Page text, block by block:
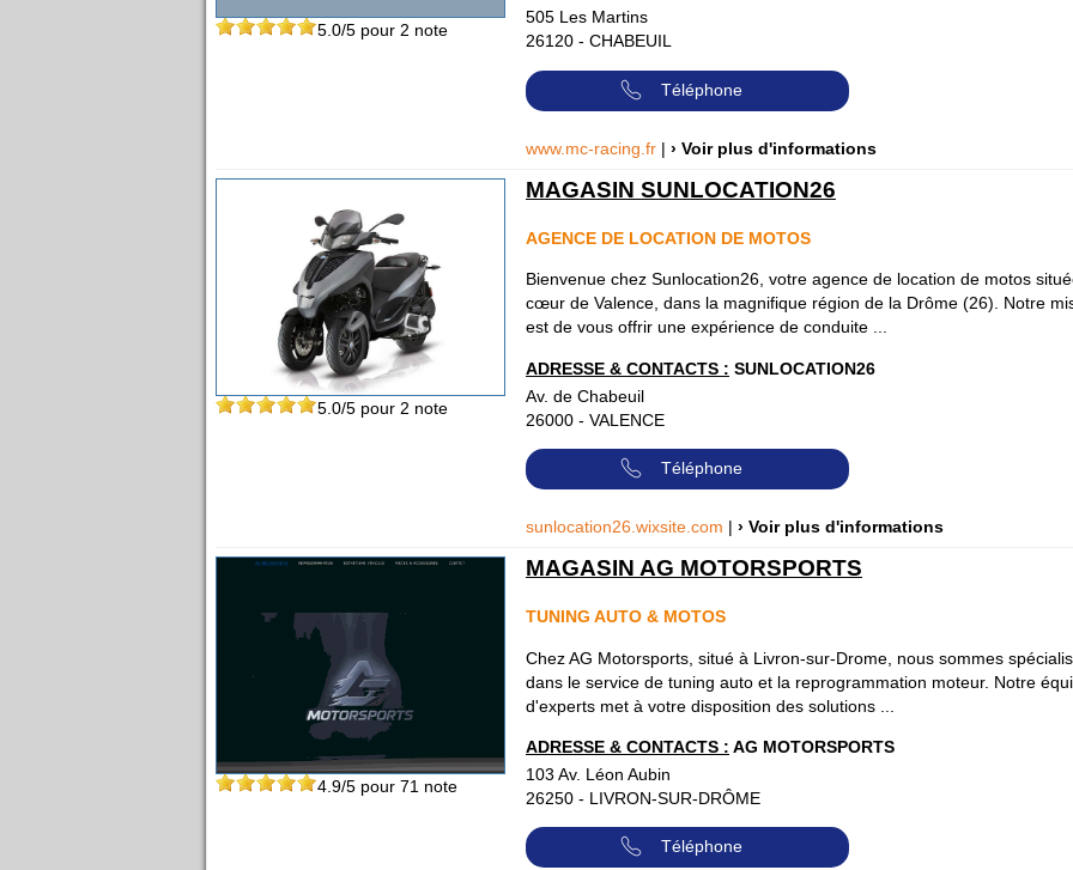
5.0/5 pour 2 note
505 Les Martins
26120 - CHABEUIL
Téléphone
www.mc-racing.fr | › Voir plus d'informations
5.0/5 pour 2 note
MAGASIN SUNLOCATION26
AGENCE DE LOCATION DE MOTOS
Bienvenue chez Sunlocation26, votre agence de location de motos
cœur de Valence, dans la magnifique région de la Drôme (26). Notre
est de vous offrir une expérience de conduite ...
ADRESSE & CONTACTS : SUNLOCATION26
Av. de Chabeuil
26000 - VALENCE
Téléphone
sunlocation26.wixsite.com | › Voir plus d'informations
4.9/5 pour 71 note
MAGASIN AG MOTORSPORTS
TUNING AUTO & MOTOS
Chez AG Motorsports, situé à Livron-sur-Drome, nous sommes
dans le service de tuning auto et la reprogrammation moteur. Notre
d'experts met à votre disposition des solutions ...
ADRESSE & CONTACTS : AG MOTORSPORTS
103 Av. Léon Aubin
26250 - LIVRON-SUR-DRÔME
Téléphone